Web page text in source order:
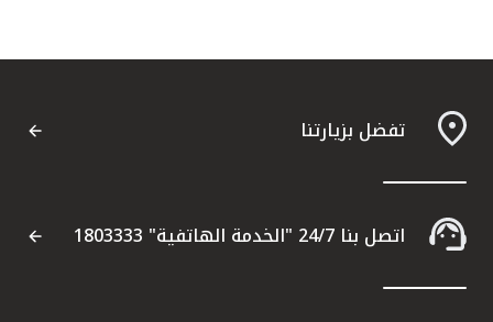
تفضل بزيارتنا
اتصل بنا 24/7 "الخدمة الهاتفية" 1803333